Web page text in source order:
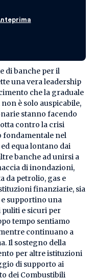
di banche per il
una vera leadership
che la graduale
è solo auspicabile,
stanno facendo
contro la crisi
fondamentale nel
equa lontano dai
banche ad unirsi a
di inondazioni,
da petrolio, gas e
finanziarie, sia
supportino una
e sicuri per
tempo sentiamo
continuano a
Il sostegno della
per altre istituzioni
di supporto ai
dei Combustibili